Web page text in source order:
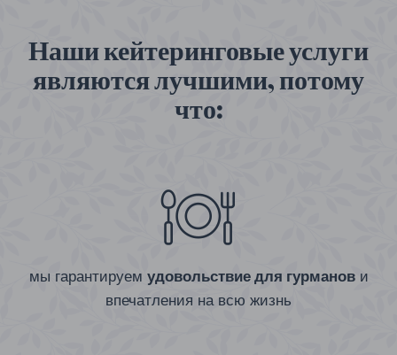
Наши кейтеринговые услуги
являются лучшими, потому
что:
мы гарантируем удовольствие для гурманови
впечатления на всю жизнь